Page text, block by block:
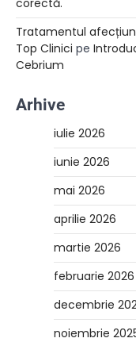
Tratamentul
Top Clinici pe
Cebrium
Arhive
iulie 2026
iunie 2026
mai 2026
aprilie 2026
martie 2026
februarie 2026
decembrie
noiembrie